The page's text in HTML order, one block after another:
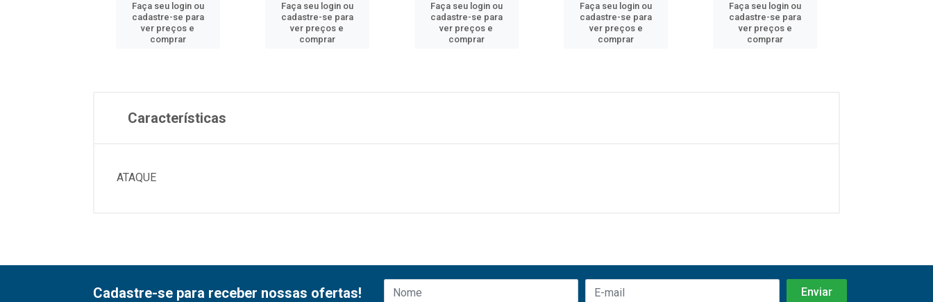
Faça seu login ou
cadastre-se para
ver preços e
comprar
Faça seu login ou
cadastre-se para
ver preços e
comprar
Faça seu login ou
cadastre-se para
ver preços e
comprar
Faça seu login ou
cadastre-se para
ver preços e
comprar
Faça seu login ou
cadastre-se para
ver preços e
comprar
Características
ATAQUE
Cadastre-se para receber nossas ofertas!